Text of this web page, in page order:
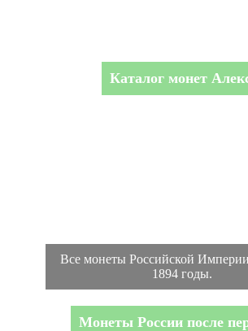
Каталог монет
Все монеты Российской
1894 годы.
Монеты России после